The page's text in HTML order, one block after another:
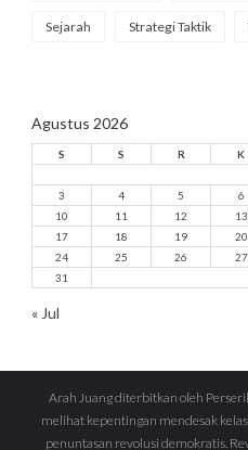
Sejarah Strategi Taktik
Agustus 2026
S S R K
3
4 5 6
10
11 12 13
17
18 19 20
24
25 26 27
31
« Jul
Arah Juang diterbitkan oleh
melihat kepentingan mendesak
penuntasan revolusi demokratis.